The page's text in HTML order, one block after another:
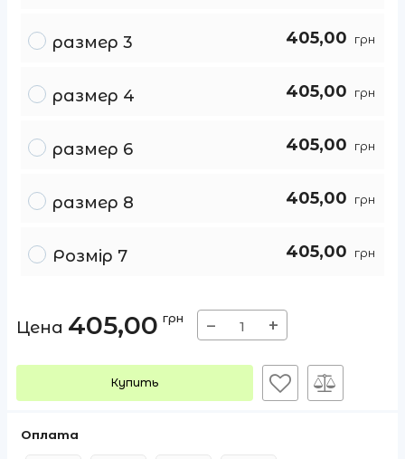
размер 3 405,00 грн
размер 4 405,00 грн
размер 6 405,00 грн
размер 8 405,00 грн
Розмір 7 405,00 грн
Цена 405,00 грн − +
Купить
Оплата